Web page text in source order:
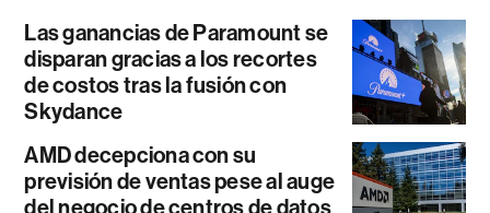
Las ganancias de Paramount se
disparan gracias a los recortes
de costos tras la fusión con
Skydance
AMD decepciona con su
previsión de ventas pese al auge